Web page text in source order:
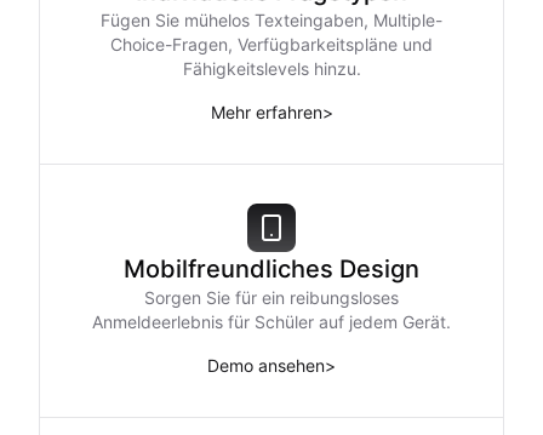
Fügen Sie mühelos Texteingaben, Multiple-
Choice-Fragen, Verfügbarkeitspläne und
Fähigkeitslevels hinzu.
Mehr erfahren>
Mobilfreundliches Design
Sorgen Sie für ein reibungsloses
Anmeldeerlebnis für Schüler auf jedem Gerät.
Demo ansehen>